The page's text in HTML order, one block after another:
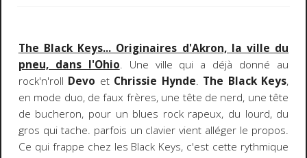
The Black Keys... Originaires d'Akron, la ville du
pneu, dans l'Ohio. Une ville qui a déjà donné au
rock'n'roll Devo et Chrissie Hynde. The Black Keys,
en mode duo, de faux frères, une tête de nerd, une tête
de bucheron, pour un blues rock rapeux, du lourd, du
gros qui tache. parfois un clavier vient alléger le propos.
Ce qui frappe chez les Black Keys, c'est cette rythmique